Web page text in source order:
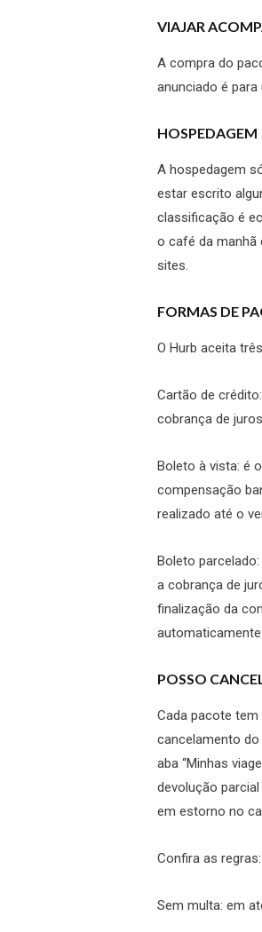
VIAJAR
A compra do
anunciado é
HOSPEDAGEM
A hospedagem
estar escrito
classificação é
o café da manhã
sites.
FORMAS DE
O Hurb aceita
Cartão de crédito
cobrança de
Boleto à vista: é
compensação
realizado até o
Boleto parcelado
a cobrança de
finalização da
POSSO
Cada pacote tem
cancelamento
aba “Minhas
devolução
em estorno no
Confira as regras:
Sem multa: em